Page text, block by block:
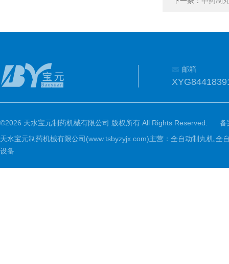
邮箱
©2026 天水宝元制药机械有限公司 版权所有 All Rights Reserved.
备
天水宝元制药机械有限公司(www.tsbyzyjx.com)主营：全自动制丸机,
设备